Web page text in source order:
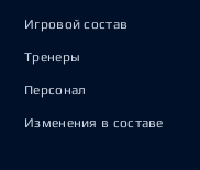
Игровой состав
Тренеры
Персонал
Изменения в составе